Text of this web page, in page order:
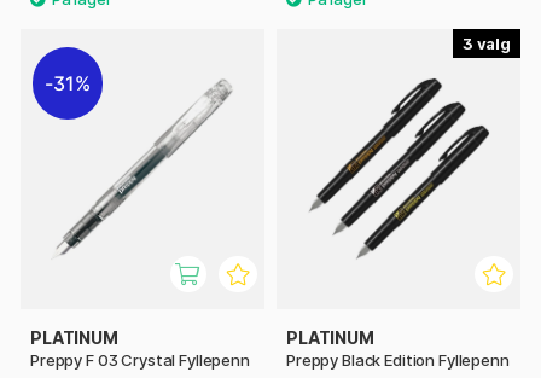
31%
PLATINUM
Preppy F 03 Crystal Fyllepenn
3
PLATINUM
Preppy Black Edition Fyllepenn